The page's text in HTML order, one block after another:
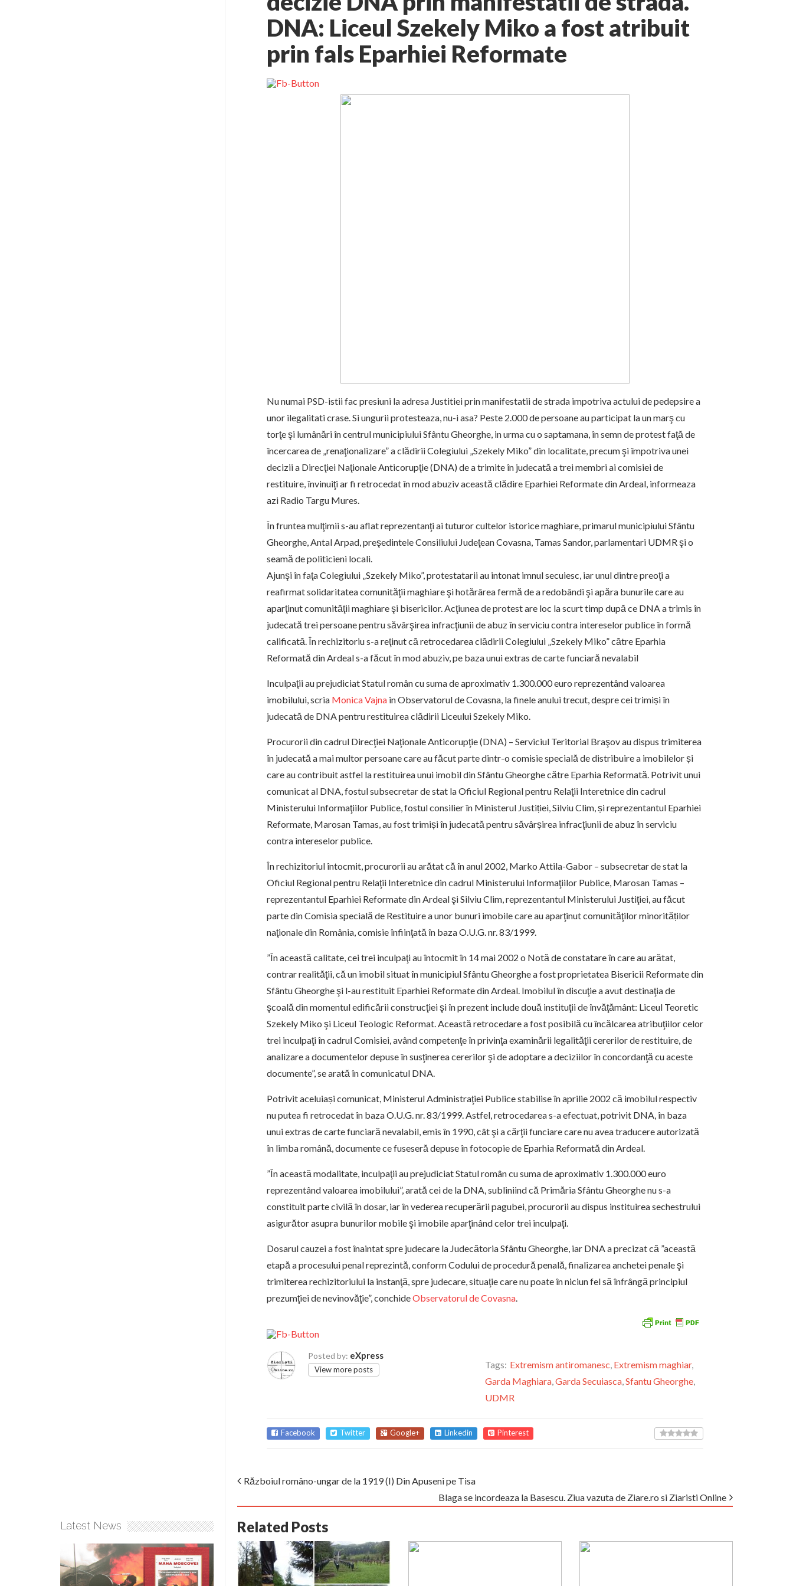
DNA: Liceul Szekely Miko a fost atribuit
prin fals Eparhiei Reformate
Nu numai PSD-istii fac presiuni la adresa Justitiei prin manifestatii de strada impotriva actului de pedepsire a
unor ilegalitati crase. Si ungurii protesteaza, nu-i asa? Peste 2.000 de persoane au participat la un marş cu
torţe şi lumânări în centrul municipiului Sfântu Gheorghe, in urma cu o saptamana, în semn de protest faţă de
încercarea de „renaţionalizare” a clădirii Colegiului „Szekely Miko” din localitate, precum şi împotriva unei
decizii a Direcţiei Naţionale Anticorupţie (DNA) de a trimite în judecată a trei membri ai comisiei de
restituire, învinuiţi ar fi retrocedat în mod abuziv această clădire Eparhiei Reformate din Ardeal, informeaza
azi Radio Targu Mures.
În fruntea mulţimii s-au aflat reprezentanţi ai tuturor cultelor istorice maghiare, primarul municipiului Sfântu
Gheorghe, Antal Arpad, preşedintele Consiliului Judeţean Covasna, Tamas Sandor, parlamentari UDMR şi o
seamă de politicieni locali.
Ajunşi în faţa Colegiului „Szekely Miko”, protestatarii au intonat imnul secuiesc, iar unul dintre preoţi a
reafirmat solidaritatea comunităţii maghiare şi hotărârea fermă de a redobândi şi apăra bunurile care au
aparţinut comunităţii maghiare şi bisericilor. Acţiunea de protest are loc la scurt timp după ce DNA a trimis în
judecată trei persoane pentru săvârşirea infracţiunii de abuz în serviciu contra intereselor publice în formă
calificată. În rechizitoriu s-a reţinut că retrocedarea clădirii Colegiului „Szekely Miko” către Eparhia
Reformată din Ardeal s-a făcut în mod abuziv, pe baza unui extras de carte funciară nevalabil
Inculpaţii au prejudiciat Statul român cu suma de aproximativ 1.300.000 euro reprezentând valoarea
imobilului, scria Monica Vajna in Observatorul de Covasna, la finele anului trecut, despre cei trimiși în
judecată de DNA pentru restituirea clădirii Liceului Szekely Miko.
Procurorii din cadrul Direcţiei Naţionale Anticorupţie (DNA) – Serviciul Teritorial Braşov au dispus trimiterea
în judecată a mai multor persoane care au făcut parte dintr-o comisie specială de distribuire a imobilelor și
care au contribuit astfel la restituirea unui imobil din Sfântu Gheorghe către Eparhia Reformată. Potrivit unui
comunicat al DNA, fostul subsecretar de stat la Oficiul Regional pentru Relaţii Interetnice din cadrul
Ministerului Informaţiilor Publice, fostul consilier în Ministerul Justiției, Silviu Clim, și reprezentantul Eparhiei
Reformate, Marosan Tamas, au fost trimiși în judecată pentru săvârșirea infracţiunii de abuz în serviciu
contra intereselor publice.
În rechizitoriul întocmit, procurorii au arătat că în anul 2002, Marko Attila-Gabor – subsecretar de stat la
Oficiul Regional pentru Relaţii Interetnice din cadrul Ministerului Informaţiilor Publice, Marosan Tamas –
reprezentantul Eparhiei Reformate din Ardeal şi Silviu Clim, reprezentantul Ministerului Justiţiei, au făcut
parte din Comisia specială de Restituire a unor bunuri imobile care au aparţinut comunităţilor minorităților
naţionale din România, comisie înfiinţată în baza O.U.G. nr. 83/1999.
”În această calitate, cei trei inculpaţi au întocmit în 14 mai 2002 o Notă de constatare în care au arătat,
contrar realităţii, că un imobil situat în municipiul Sfântu Gheorghe a fost proprietatea Bisericii Reformate din
Sfântu Gheorghe şi l-au restituit Eparhiei Reformate din Ardeal. Imobilul în discuţie a avut destinaţia de
şcoală din momentul edificării construcţiei şi în prezent include două instituţii de învăţământ: Liceul Teoretic
Szekely Miko şi Liceul Teologic Reformat. Această retrocedare a fost posibilă cu încălcarea atribuţiilor celor
trei inculpaţi în cadrul Comisiei, având competenţe în privinţa examinării legalităţii cererilor de restituire, de
analizare a documentelor depuse în susţinerea cererilor şi de adoptare a deciziilor în concordanţă cu aceste
documente”, se arată în comunicatul DNA.
Potrivit aceluiași comunicat, Ministerul Administraţiei Publice stabilise în aprilie 2002 că imobilul respectiv
nu putea fi retrocedat în baza O.U.G. nr. 83/1999. Astfel, retrocedarea s-a efectuat, potrivit DNA, în baza
unui extras de carte funciară nevalabil, emis în 1990, cât şi a cărţii funciare care nu avea traducere autorizată
în limba română, documente ce fuseseră depuse în fotocopie de Eparhia Reformată din Ardeal.
”În această modalitate, inculpaţii au prejudiciat Statul român cu suma de aproximativ 1.300.000 euro
reprezentând valoarea imobilului”, arată cei de la DNA, subliniind că Primăria Sfântu Gheorghe nu s-a
constituit parte civilă în dosar, iar în vederea recuperării pagubei, procurorii au dispus instituirea sechestrului
asigurător asupra bunurilor mobile şi imobile aparţinând celor trei inculpaţi.
Dosarul cauzei a fost înaintat spre judecare la Judecătoria Sfântu Gheorghe, iar DNA a precizat că ”această
etapă a procesului penal reprezintă, conform Codului de procedură penală, finalizarea anchetei penale şi
trimiterea rechizitoriului la instanţă, spre judecare, situaţie care nu poate în niciun fel să înfrângă principiul
prezumţiei de nevinovăţie”, conchideObservatorul de Covasna.
Posted by: eXpress
View more posts Tags: Extremism antiromanesc, Extremism maghiar,
Garda Maghiara,Garda Secuiasca,Sfantu Gheorghe,
UDMR
Facebook Twitter Google+ Linkedin Pinterest
Războiul româno-ungar de la 1919 (I) Din Apuseni pe Tisa
Blaga se incordeaza la Basescu. Ziua vazuta de Ziare.ro si Ziaristi Online
Related Posts
Latest News